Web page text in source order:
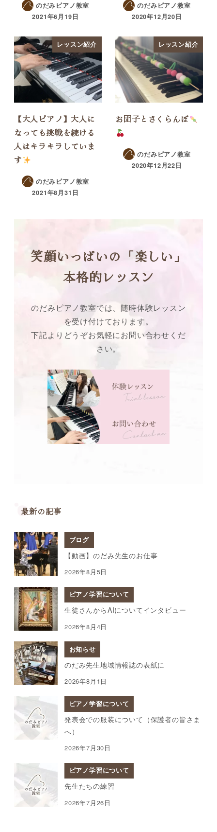
のだみピアノ教室
2021年6月19日
のだみピアノ教室
2020年12月20日
レッスン紹介
【大人ピアノ】大人に
なっても挑戦を続ける
人はキラキラしていま
す
のだみピアノ教室
2021年8月31日
レッスン紹介
お団子とさくらんぼ
のだみピアノ教室
2020年12月22日
笑顔いっぱいの「楽しい」
本格的レッスン
のだみピアノ教室では、随時体験レッスン
を受け付けております。
下記よりどうぞお気軽にお問い合わせくだ
さい。
最新の記事
ブログ
【動画】のだみ先生のお仕事
2026年8月5日
ピアノ学習について
生徒さんからAIについてインタビュー
2026年8月4日
お知らせ
のだみ先生地域情報誌の表紙に
2026年8月1日
ピアノ学習について
発表会での服装について（保護者の皆さま
へ）
2026年7月30日
ピアノ学習について
先生たちの練習
2026年7月26日